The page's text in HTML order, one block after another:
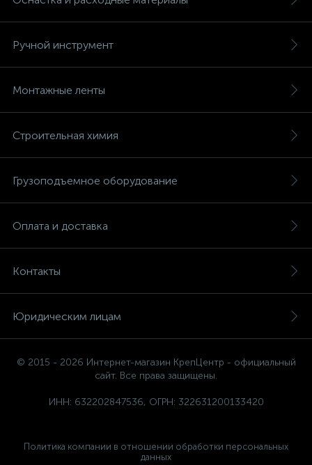
Ручной инструмент
Монтажные ленты
Строительная химия
Грузоподъемное оборудование
Оплата и доставка
Контакты
Юридическим лицам
© 2015 - 2026 Интернет-магазин КрепЦентр - официальный
сайт. Все права защищены.
ИНН: 632202847536, ОГРН: 322631200133420
Политика компании в отношении обработки персональных
данных